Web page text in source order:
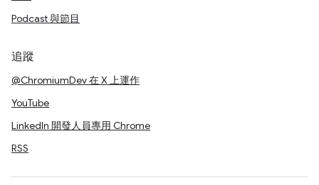
Podcast 與節目
追蹤
@ChromiumDev 在 X 上運作
YouTube
LinkedIn 開發人員專用 Chrome
RSS